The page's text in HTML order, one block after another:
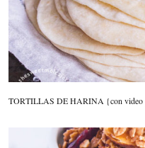
TORTILLAS DE HARINA {con video